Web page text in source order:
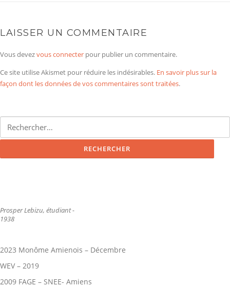
LAISSER UN COMMENTAIRE
Vous devezvous connecter pour publier un commentaire.
Ce site utilise Akismet pour réduire les indésirables. En savoir plus sur la
façon dont les données de vos commentaires sont traitées.
Prosper Lebizu, étudiant -
1938
2023 Monôme Amienois – Décembre
WEV – 2019
2009 FAGE – SNEE- Amiens